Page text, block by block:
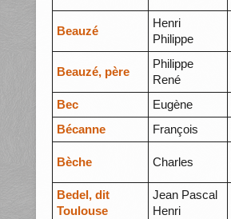
Beauzé
Henri
Philippe
Beauzé, père
Philippe
René
Bec Eugène
Bécanne
François
Bèche Charles
Bedel, dit
Toulouse
Jean Pascal
Henri